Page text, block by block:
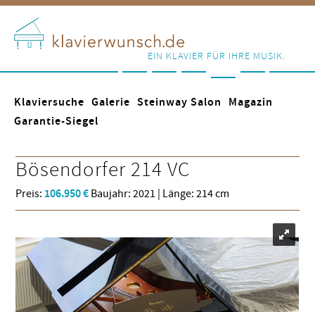
EIN KLAVIER FÜR IHRE MUSIK.
Klaviersuche Galerie Steinway Salon
Magazin
Garantie-Siegel
Bösendorfer 214 VC
Preis: 106.950 € Baujahr: 2021 | Länge: 214 cm